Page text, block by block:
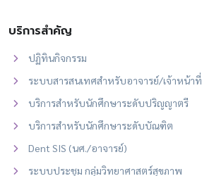
บริการสำคัญ
ปฏิทินกิจกรรม
ระบบสารสนเทศสำหรับอาจารย์/เจ้าหน้าที่
บริการสำหรับนักศึกษาระดับปริญญาตรี
บริการสำหรับนักศึกษาระดับบัณฑิต
Dent SIS (นศ./อาจารย์)
ระบบประชุม กลุ่มวิทยาศาสตร์สุขภาพ